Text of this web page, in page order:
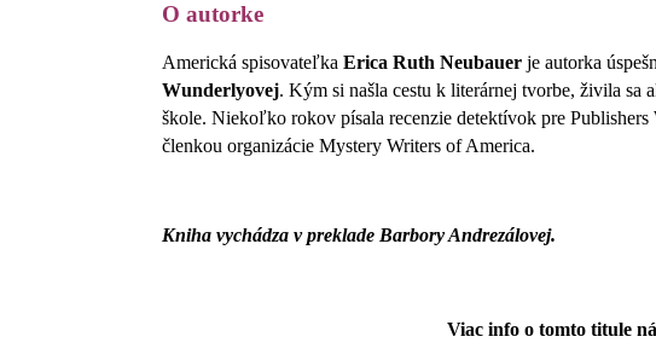
O autorke
Americká spisovateľkaErica Ruth Neubauer je autorka
Wunderlyovej. Kým si našla cestu k literárnej tvorbe, živila sa
škole. Niekoľko rokov písala recenzie detektívok pre Publishers
členkou organizácie Mystery Writers of America.
Kniha vychádza v preklade Barbory Andrezálovej.
Viac info o tomto titule